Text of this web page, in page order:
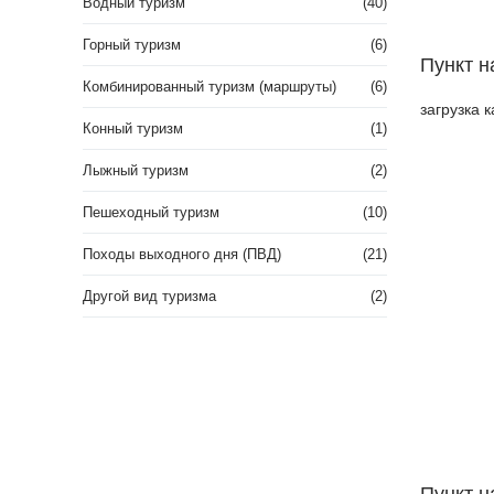
Горный туризм (6)
Комбинированный туризм (маршруты) (6)
Конный туризм (1)
Лыжный туризм (2)
Пешеходный туризм (10)
Походы выходного дня (ПВД) (21)
Другой вид туризма (2)
Пункт
загрузка